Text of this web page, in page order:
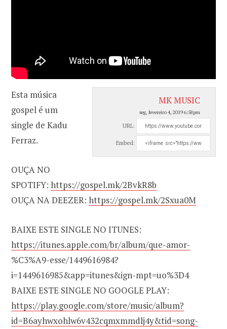
MK MUSIC
seg, fevereiro 4, 2019 6:58pm
URL:
Embed:
Esta música
gospel é um
single de Kadu
Ferraz.
OUÇA NO
SPOTIFY: https://gospel.mk/2BvkR8b
OUÇA NA DEEZER: https://gospel.mk/2Sxua0M
BAIXE ESTE SINGLE NO ITUNES:
https://itunes.apple.com/br/album/que-amor-
%C3%A9-esse/1449616984?
i=1449616985&app=itunes&ign-mpt=uo%3D4
BAIXE ESTE SINGLE NO GOOGLE PLAY:
https://play.google.com/store/music/album?
id=B6ayhwxohlw6v432cqmxmmdlj4y&tid=song-